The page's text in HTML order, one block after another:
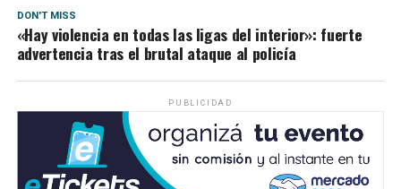
DON'T MISS
«Hay violencia en todas las ligas del interior»: fuerte
advertencia tras el brutal ataque al policía
PUBLICIDAD